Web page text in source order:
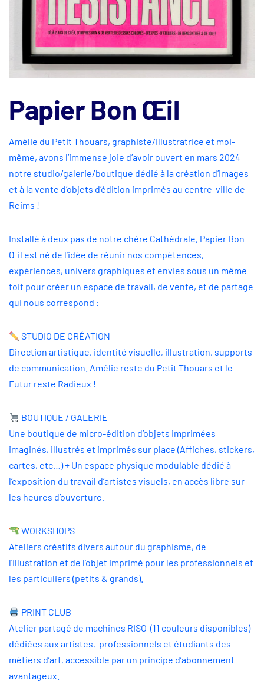
Papier Bon Œil
Amélie du Petit Thouars, graphiste/illustratrice et moi-
même, avons l’immense joie d’avoir ouvert en mars 2024
notre studio/galerie/boutique dédié à la création d’images
et à la vente d’objets d’édition imprimés au centre-ville de
Reims !
Installé à deux pas de notre chère Cathédrale, Papier Bon
Œil est né de l’idée de réunir nos compétences,
expériences, univers graphiques et envies sous un même
toit pour créer un espace de travail, de vente, et de partage
qui nous correspond :
STUDIO DE CRÉATION
Direction artistique, identité visuelle, illustration, supports
de communication. Amélie reste du Petit Thouars et le
Futur reste Radieux !
BOUTIQUE / GALERIE
Une boutique de micro-édition d’objets imprimées
imaginés, illustrés et imprimés sur place (Affiches, stickers,
cartes, etc…) + Un espace physique modulable dédié à
l’exposition du travail d’artistes visuels, en accès libre sur
les heures d’ouverture.
WORKSHOPS
Ateliers créatifs divers autour du graphisme, de
l’illustration et de l’objet imprimé pour les professionnels et
les particuliers (petits & grands).
PRINT CLUB
Atelier partagé de machines RISO (11 couleurs disponibles)
dédiées aux artistes, professionnels et étudiants des
métiers d’art, accessible par un principe d’abonnement
avantageux.